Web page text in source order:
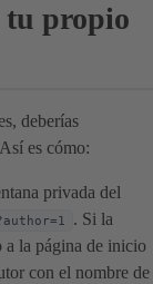
tu propio
deberías
es cómo:
privada del
. Si la
a la página de inicio
con el nombre de